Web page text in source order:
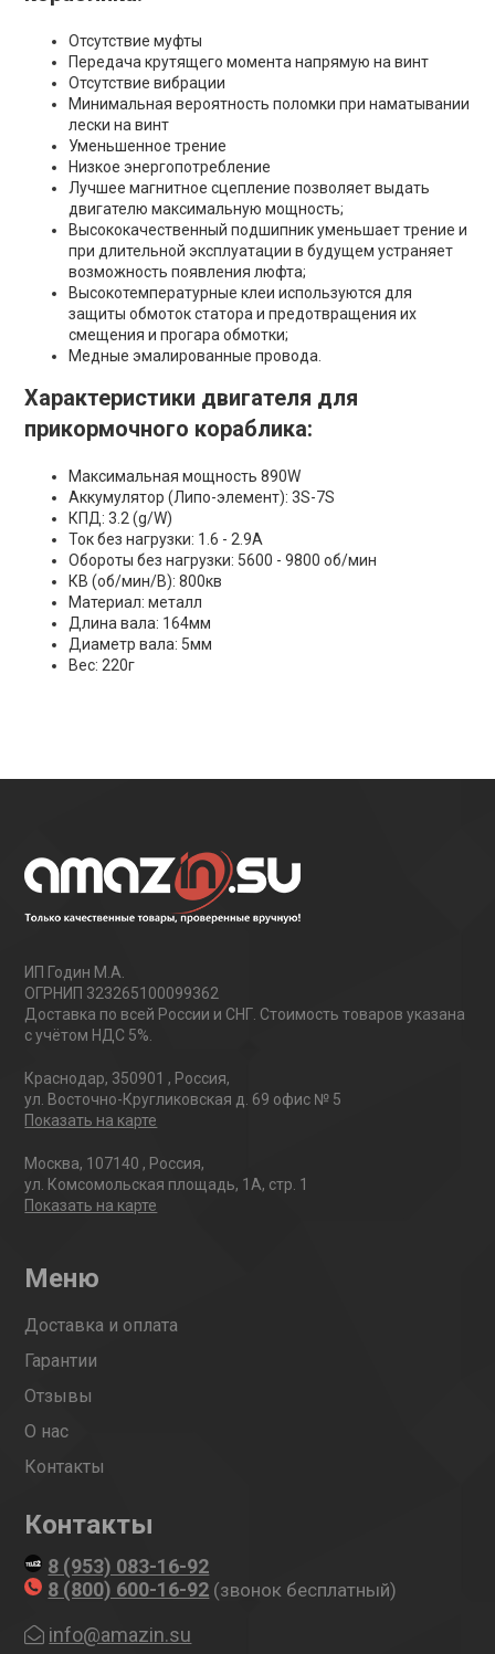
Отсутствие муфты
Передача крутящего момента напрямую на винт
Отсутствие вибрации
Минимальная вероятность поломки при наматывании
лески на винт
Уменьшенное трение
Низкое энергопотребление
Лучшее магнитное сцепление позволяет выдать
двигателю максимальную мощность;
Высококачественный подшипник уменьшает трение и
при длительной эксплуатации в будущем устраняет
возможность появления люфта;
Высокотемпературные клеи используются для
защиты обмоток статора и предотвращения их
смещения и прогара обмотки;
Медные эмалированные провода.
Характеристики двигателя для
прикормочного кораблика:
Максимальная мощность 890W
Аккумулятор (Липо-элемент): 3S-7S
КПД: 3.2 (g/W)
Ток без нагрузки: 1.6 - 2.9А
Обороты без нагрузки: 5600 - 9800 об/мин
КВ (об/мин/В): 800кв
Материал: металл
Длина вала: 164мм
Диаметр вала: 5мм
Вес: 220г
ИП Годин М.А.
ОГРНИП 323265100099362
Доставка по всей России и СНГ. Стоимость товаров указана
с учётом НДС 5%.
Краснодар, 350901 , Россия,
ул. Восточно-Кругликовская д. 69 офис № 5
Показать на карте
Москва, 107140 , Россия,
ул. Комсомольская площадь, 1А, стр. 1
Показать на карте
Меню
Доставка и оплата
Гарантии
Отзывы
О нас
Контакты
Контакты
8 (953) 083-16-92
8 (800) 600-16-92 (звонок бесплатный)
info@amazin.su